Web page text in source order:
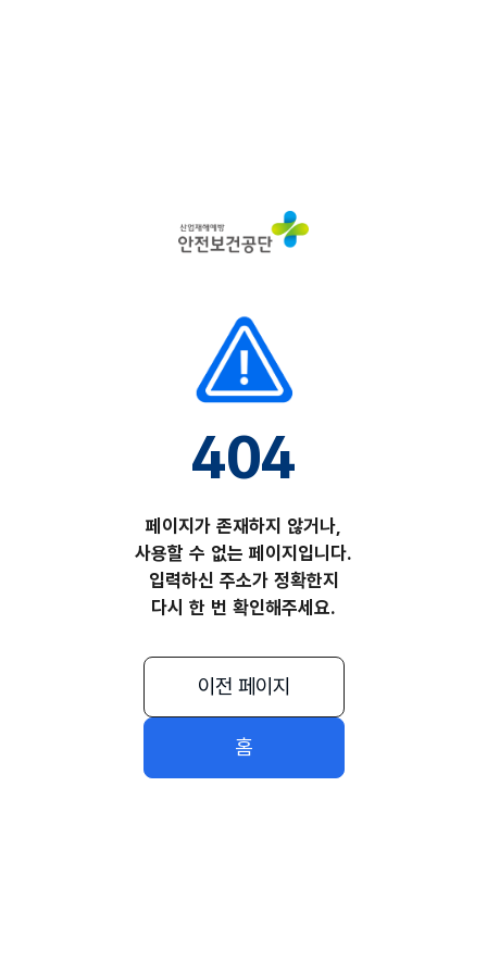
재
해
안
전
보
건
공
단
404
페이지가 존재하지 않거나,
사용할 수 없는 페이지입니다.
입력하신 주소가 정확한지
다시 한 번 확인해주세요.
이전 페이지
홈